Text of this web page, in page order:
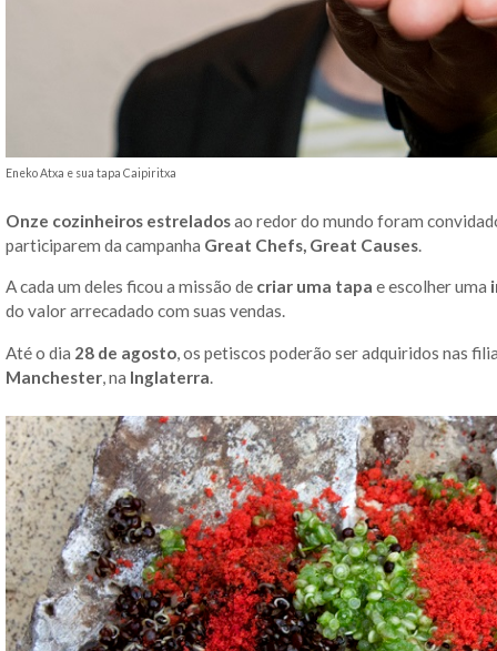
Eneko Atxa e sua tapa Caipiritxa
Onze cozinheiros estreladosao redor do mundo foram
participarem da campanha Great Chefs, Great Causes.
A cada um deles ficou a missão de criar uma tapa e escolher uma
do valor arrecadado com suas vendas.
Até o dia 28 de agosto, os petiscos poderão ser adquiridos nas
Manchester, na Inglaterra.